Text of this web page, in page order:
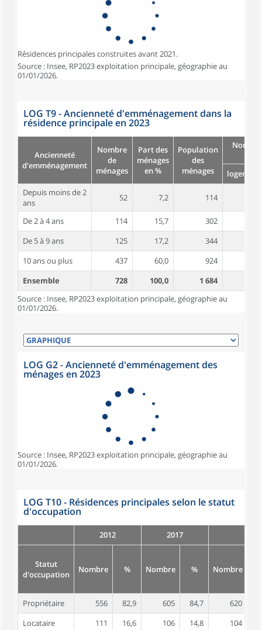
Résidences principales construites avant 2021.
Source : Insee, RP2023 exploitation principale, géographie au
01/01/2026.
LOG T9 - Ancienneté d'emménagement dans la
résidence principale en 2023
Ancienneté
d'emménagement
Nombre
de
ménages
Part des
ménages
en %
Population
des
ménages
logement
Depuis moins de 2
ans
52 7,2 114
De 2 à 4 ans 114 15,7 302
De 5 à 9 ans
125 17,2 344
10 ans ou plus
437 60,0 924
Ensemble
728 100,0 1 684
Source : Insee, RP2023 exploitation principale, géographie au
01/01/2026.
LOG G2 - Ancienneté d'emménagement des
ménages en 2023
Source : Insee, RP2023 exploitation principale, géographie au
01/01/2026.
LOG T10 - Résidences principales selon le statut
d'occupation
2012 2017
Statut
d'occupation
Nombre % Nombre % Nombre
Propriétaire 556 82,9 605 84,7 620
Locataire
111 16,6 106 14,8 104